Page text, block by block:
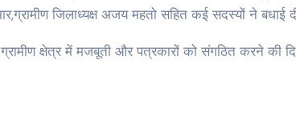
जिलाध्यक्ष अजय महतो सहित कई सदस्यों ने बधाई
क्षेत्र में मजबूती और पत्रकारों को संगठित करने की